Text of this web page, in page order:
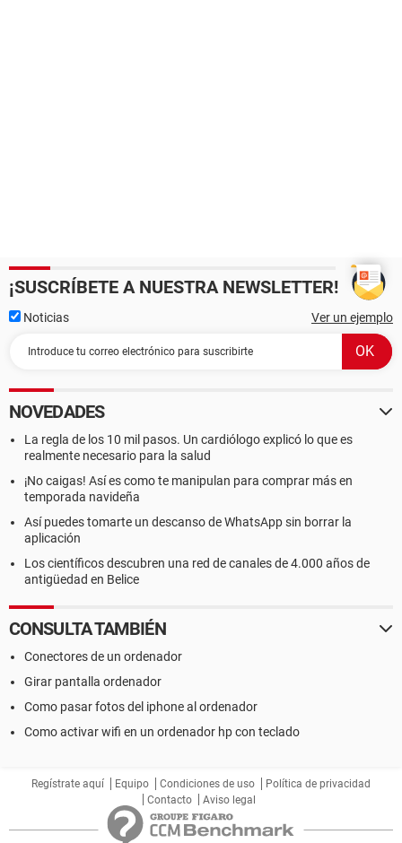
¡SUSCRÍBETE A NUESTRA NEWSLETTER!
Noticias Ver un ejemplo
NOVEDADES
La regla de los 10 mil pasos. Un cardiólogo explicó lo que es
realmente necesario para la salud
¡No caigas! Así es como te manipulan para comprar más en
temporada navideña
Así puedes tomarte un descanso de WhatsApp sin borrar la
aplicación
Los científicos descubren una red de canales de 4.000 años de
antigüedad en Belice
CONSULTA TAMBIÉN
Conectores de un ordenador
Girar pantalla ordenador
Como pasar fotos del iphone al ordenador
Como activar wifi en un ordenador hp con teclado
Regístrate aquí Equipo Condiciones de uso
Política de privacidad
Contacto
Aviso legal